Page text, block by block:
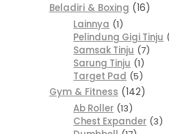
Beladiri & Boxing
16
Lainnya 1
Pelindung Gigi Tinju
Samsak Tinju 7
Sarung Tinju 1
Target Pad 5
Gym & Fitness
142
Ab Roller 13
Chest Expander 3